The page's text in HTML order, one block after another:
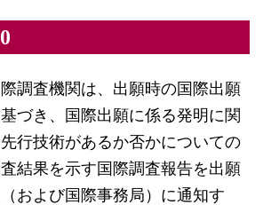
調査機関は、出願時の国際出願
づき、国際出願に係る発明に関
先行技術があるか否かについての
結果を示す国際調査報告を出願
（および国際事務局）に通知す